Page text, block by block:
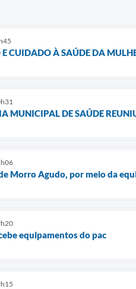
E CUIDADO À SAÚDE DA
MUNICIPAL DE SAÚDE
Morro Agudo, por meio da
equipamentos do pac